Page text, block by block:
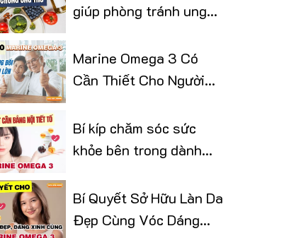
giúp phòng tránh ung
Marine Omega 3 Có
Cần Thiết Cho Người
Bí kíp chăm sóc sức
khỏe bên trong dành
Bí Quyết Sở Hữu Làn Da
Đẹp Cùng Vóc Dáng